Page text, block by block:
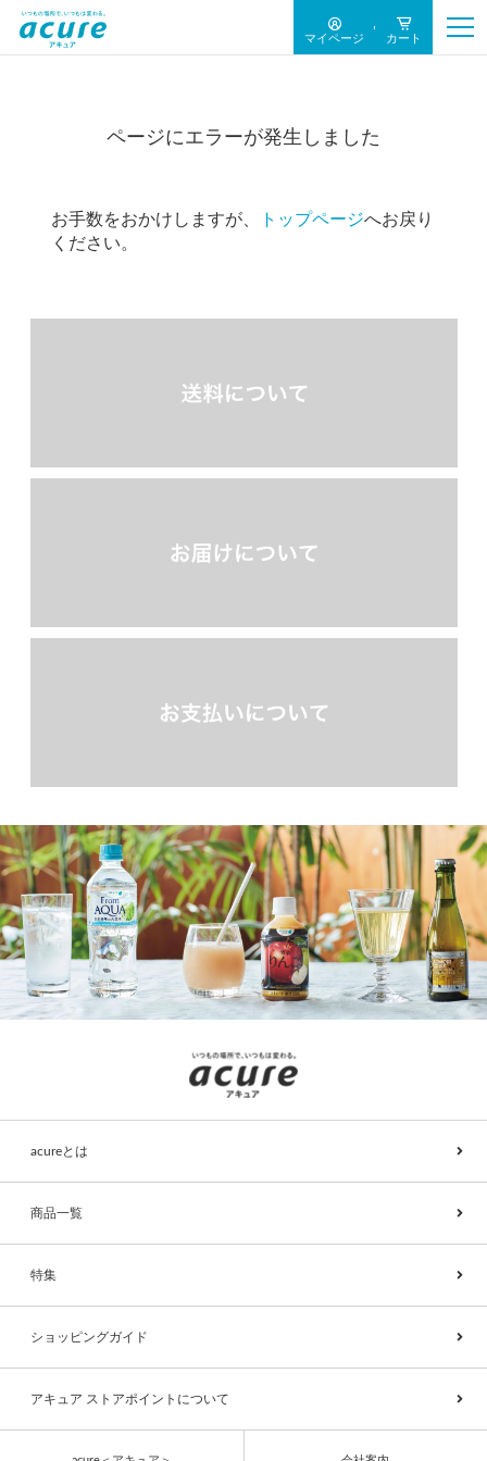
マイページ カート
ページにエラーが発生しました
お手数をおかけしますが、 トップページへお戻り
ください。
acureとは
商品一覧
特集
ショッピングガイド
アキュア ストアポイントについて